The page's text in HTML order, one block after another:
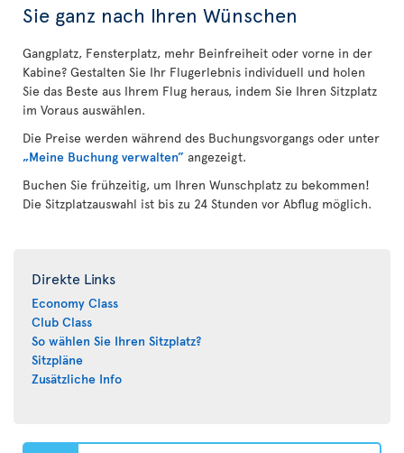
Sie ganz nach Ihren Wünschen
Gangplatz, Fensterplatz, mehr Beinfreiheit oder vorne in der
Kabine? Gestalten Sie Ihr Flugerlebnis individuell und holen
Sie das Beste aus Ihrem Flug heraus, indem Sie Ihren Sitzplatz
im Voraus auswählen.
Die Preise werden während des Buchungsvorgangs oder unter
„Meine Buchung verwalten” angezeigt.
Buchen Sie frühzeitig, um Ihren Wunschplatz zu bekommen!
Die Sitzplatzauswahl ist bis zu 24 Stunden vor Abflug möglich.
Direkte Links
Economy Class
Club Class
So wählen Sie Ihren Sitzplatz?
Sitzpläne
Zusätzliche Info